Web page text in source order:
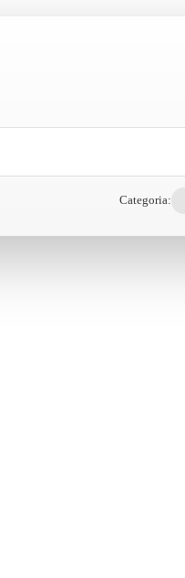
Categoria: